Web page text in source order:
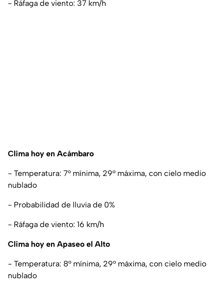
- Ráfaga de viento: 37 km/h
Clima hoy en Acámbaro
- Temperatura: 7° mínima, 29° máxima, con cielo medio
nublado
- Probabilidad de lluvia de 0%
- Ráfaga de viento: 16 km/h
Clima hoy en Apaseo el Alto
- Temperatura: 8° mínima, 29° máxima, con cielo medio
nublado